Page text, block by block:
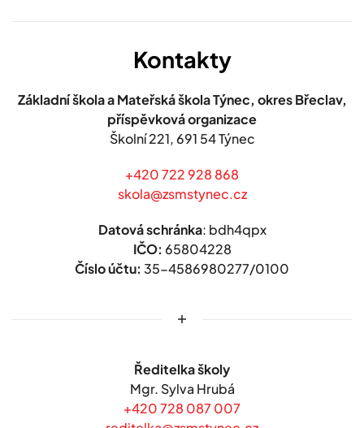
Kontakty
Základní škola a Mateřská škola Týnec, okres Břeclav,
příspěvková organizace
Školní 221, 691 54 Týnec
+420 722 928 868
skola@zsmstynec.cz
Datová schránka: bdh4qpx
IČO: 65804228
Číslo účtu: 35-4586980277/0100
Ředitelka školy
Mgr. Sylva Hrubá
+420 728 087 007